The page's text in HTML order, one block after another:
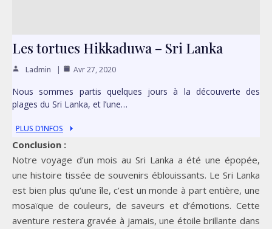
Les tortues Hikkaduwa – Sri Lanka
Ladmin Avr 27, 2020
Nous sommes partis quelques jours à la découverte des
plages du Sri Lanka, et l’une…
PLUS D’INFOS
Conclusion :
Notre voyage d’un mois au Sri Lanka a été une épopée,
une histoire tissée de souvenirs éblouissants. Le Sri Lanka
est bien plus qu’une île, c’est un monde à part entière, une
mosaïque de couleurs, de saveurs et d’émotions. Cette
aventure restera gravée à jamais, une étoile brillante dans